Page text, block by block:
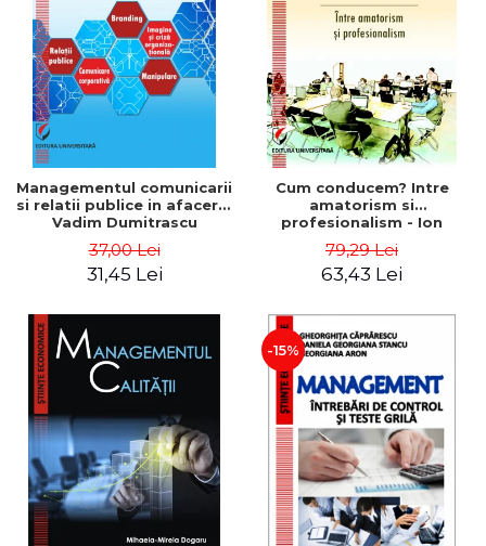
ADMINISTRATIVE
ȘTIINȚE ECONOMICE
ȘTIINȚE EXACTE
EDUCAȚIE FIZICĂ ȘI SPORT
PREUNIVERSITARIA
TIMP LIBER
ÎN CURS DE APARIȚIE
NOUTĂȚI
PACHETE DE STUDIU
PROMOȚIILE LUNII
ULTIMELE EXEMPLARE
Cum Cumpăr
Livrare
Politica de Retur
Formular de Retur
Distribuitori
Managementul comunicarii
si relatii publice in afaceri -
Vadim Dumitrascu
37,00 Lei
31,45 Lei
Cum conducem? Intre
amatorism si
profesionalism - Ion
79,29 Lei
63,43 Lei
-15%